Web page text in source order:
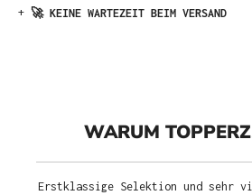
+ 🚀 KEINE WARTEZEIT BEIM VERSAND
WARUM
Erstklassige Selektion und sehr